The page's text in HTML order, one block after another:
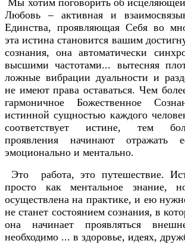
Любовь – активная и
Единства, проявляющая Себя во
эта истина становится вашим
сознания, она автоматически
высшими частотами... вытесняя
ложные вибрации дуальности и
не имеют права оставаться. Чем
гармоничное Божественное
истинной сущностью каждого
соответствует истине, тем
проявления начинают отражать
эмоционально и ментально.
Это работа, это путешествие.
просто как ментальное знание,
осуществлена на практике, и ею
не станет состоянием сознания, в
она начинает проявляться
необходимо ... в здоровье, идеях,